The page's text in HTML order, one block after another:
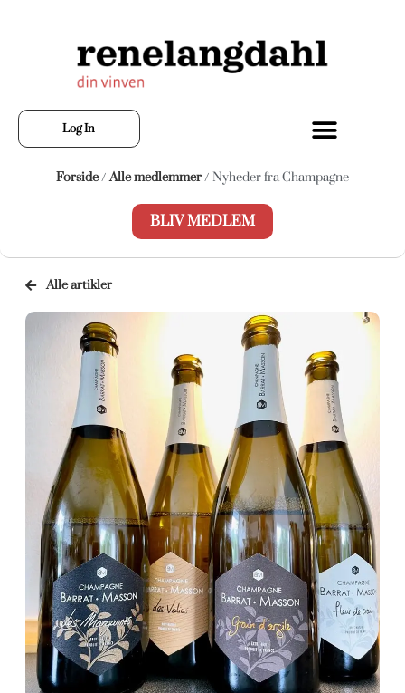
Log In
Forside/Alle medlemmer/ Nyheder fra Champagne
BLIV MEDLEM
Alle artikler